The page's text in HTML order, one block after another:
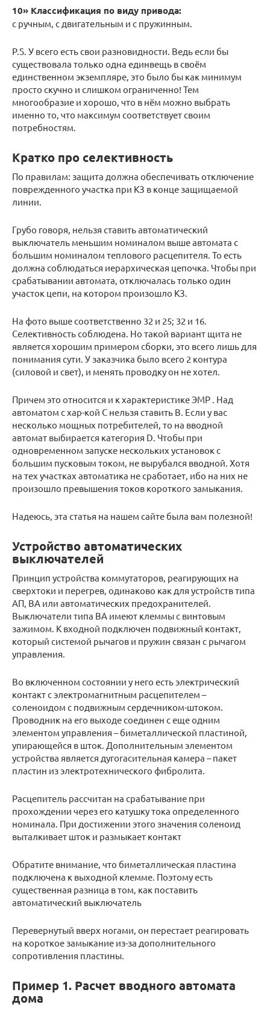
10» Классификация по виду привода:
с ручным, с двигательным и с пружинным.
P.S. У всего есть свои разновидности. Ведь если бы
существовала только одна единвещь в своём
единственном экземпляре, это было бы как минимум
просто скучно и слишком ограниченно! Тем
многообразие и хорошо, что в нём можно выбрать
именно то, что максимум соответствует своим
потребностям.
Кратко про селективность
По правилам: защита должна обеспечивать отключение
поврежденного участка при КЗ в конце защищаемой
линии.
Грубо говоря, нельзя ставить автоматический
выключатель меньшим номиналом выше автомата с
большим номиналом теплового расцепителя. То есть
должна соблюдаться иерархическая цепочка. Чтобы при
срабатывании автомата, отключалась только один
участок цепи, на котором произошло КЗ.
На фото выше соответственно 32 и 25; 32 и 16.
Селективность соблюдена. Но такой вариант щита не
является хорошим примером сборки, это всего лишь для
понимания сути. У заказчика было всего 2 контура
(силовой и свет), и менять проводку он не хотел.
Причем это относится и к характеристикеЭМР . Над
автоматом с хар-кой С нельзя ставить В. Если у вас
несколько мощных потребителей, то на вводной
автомат выбирается категория D. Чтобы при
одновременном запуске нескольких установок с
большим пусковым током, не вырубался вводной. Хотя
на тех участках автоматика не сработает, ибо на них не
произошло превышения токов короткого замыкания.
Надеюсь, эта статья на нашем сайте была вам полезной!
Устройство автоматических
выключателей
Принцип устройства коммутаторов, реагирующих на
сверхтоки и перегрев, одинаково как для устройств типа
АП, ВА или автоматических предохранителей.
Выключатели типа ВА имеют клеммы с винтовым
зажимом. К входной подключен подвижный контакт,
который системой рычагов и пружин связан с рычагом
управления.
Во включенном состоянии у него есть электрический
контакт с электромагнитным расцепителем –
соленоидом с подвижным сердечником-штоком.
Проводник на его выходе соединен с еще одним
элементом управления – биметаллической пластиной,
упирающейся в шток. Дополнительным элементом
устройства является дугогасительная камера – пакет
пластин из электротехнического фибролита.
Расцепитель рассчитан на срабатывание при
прохождении через его катушку тока определенного
номинала. При достижении этого значения соленоид
выталкивает шток и размыкает контакт
Обратите внимание, что биметаллическая пластина
подключена к выходной клемме. Поэтому есть
существенная разница в том, как поставить
автоматический выключатель
Перевернутый вверх ногами, он перестает реагировать
на короткое замыкание из-за дополнительного
сопротивления пластины.
Пример 1. Расчет вводного автомата
дома